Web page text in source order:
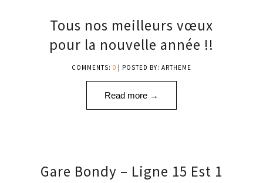
01
Tous nos meilleurs vœux
pour la nouvelle année !!
COMMENTS: 0 | POSTED BY: ARTHEME
Read more →
01
DÉC '24
Gare Bondy – Ligne 15 Est 1